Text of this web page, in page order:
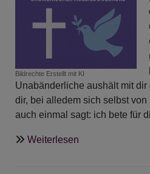
Bildrechte Erstellt mit KI
Unabänderliche aushält mit
dir, bei alledem sich selbst
auch einmal sagt: ich bete für
Weiterlesen